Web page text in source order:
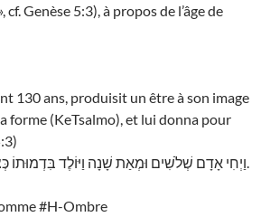
cf. Genèse 5:3), à propos de l’âge de
130 ans, produisit un être à son image
forme (KeTsalmo), et lui donna pour
וַיְחִי אָדָם שְׁלֹשִׁים וּמְאַת שָׁנָה וַיּוֹלֶד בִּדְמוּתוֹ כְּצַלְמוֹ וַיִּקְרָא אֶת שְׁמוֹ שֵׁת.
#H-Ombre